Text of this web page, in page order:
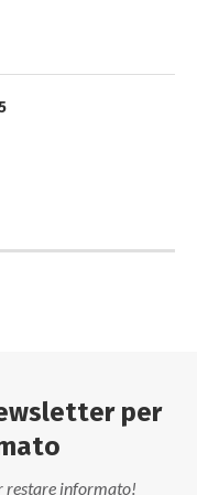
per
restare informato!